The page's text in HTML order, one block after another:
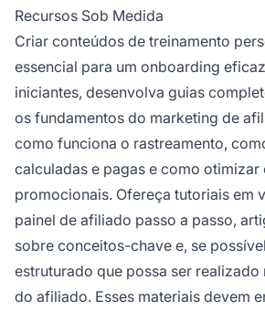
Recursos Sob Medida
Criar conteúdos de treinamento
essencial para um onboarding
iniciantes, desenvolva guias
os fundamentos do marketing de
como funciona o rastreamento,
calculadas e pagas e como
promocionais. Ofereça tutoriais em
painel de afiliado passo a passo,
sobre conceitos-chave e, se
estruturado que possa ser
do afiliado. Esses materiais devem